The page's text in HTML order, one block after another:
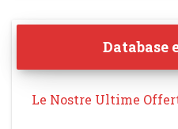
Database
Le Nostre Ultime